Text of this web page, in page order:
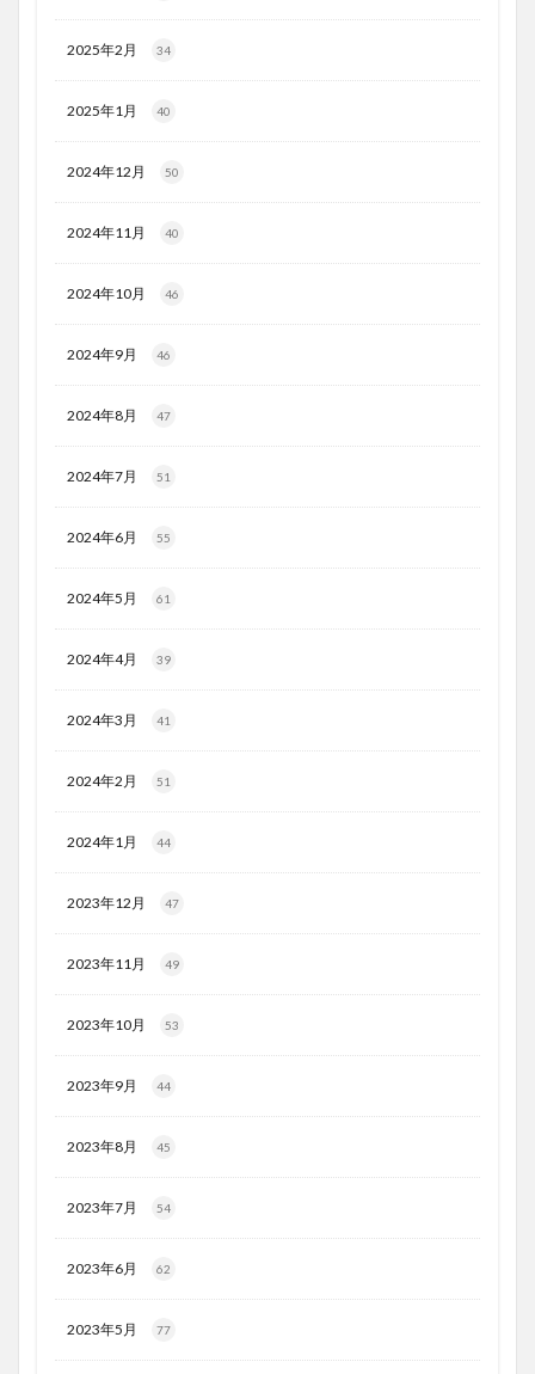
2025年2月 34
2025年1月 40
2024年12月 50
2024年11月 40
2024年10月 46
2024年9月 46
2024年8月 47
2024年7月 51
2024年6月 55
2024年5月 61
2024年4月 39
2024年3月 41
2024年2月 51
2024年1月 44
2023年12月 47
2023年11月 49
2023年10月 53
2023年9月 44
2023年8月 45
2023年7月 54
2023年6月 62
2023年5月 77